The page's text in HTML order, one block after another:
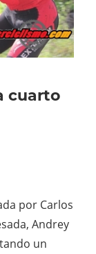
cuarto
por Carlos
Andrey
un